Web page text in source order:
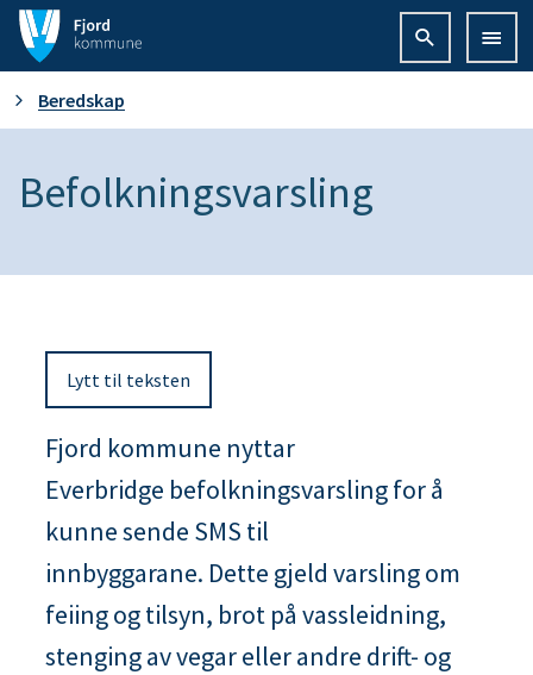
F
j
o
r
o
m
m
u
n
e
D
r
Beredskap
Befolkningsvarsling
Lytt til teksten
Fjord kommune nyttar
Everbridge befolkningsvarsling for å
kunne sende SMS til
innbyggarane. Dette gjeld varsling om
feiing og tilsyn, brot på vassleidning,
stenging av vegar eller andre drift- og